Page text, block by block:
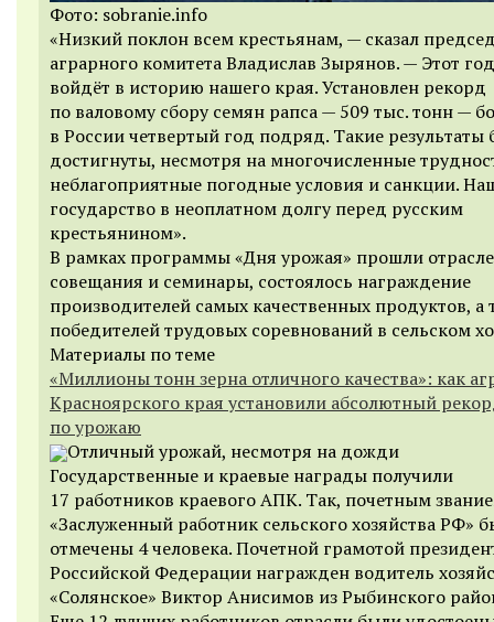
Фото: sobranie.info
«Низкий поклон всем крестьянам, — сказал
аграрного комитета Владислав Зырянов. — Этот
войдёт в историю нашего края. Установлен рекорд
по валовому сбору семян рапса — 509 тыс. тонн —
в России четвертый год подряд. Такие результаты
достигнуты, несмотря на многочисленные
неблагоприятные погодные условия и санкции.
государство в неоплатном долгу перед русским
крестьянином».
В рамках программы «Дня урожая» прошли
совещания и семинары, состоялось награждение
производителей самых качественных продуктов, а
победителей трудовых соревнований в сельском
Материалы по теме
«Миллионы тонн зерна отличного качества»: как
Красноярского края установили абсолютный
по урожаю
Отличный урожай, несмотря на дожди
Государственные и краевые награды получили
17 работников краевого АПК. Так, почетным
«Заслуженный работник сельского хозяйства РФ»
отмечены 4 человека. Почетной грамотой
Российской Федерации награжден водитель
«Солянское» Виктор Анисимов из Рыбинского